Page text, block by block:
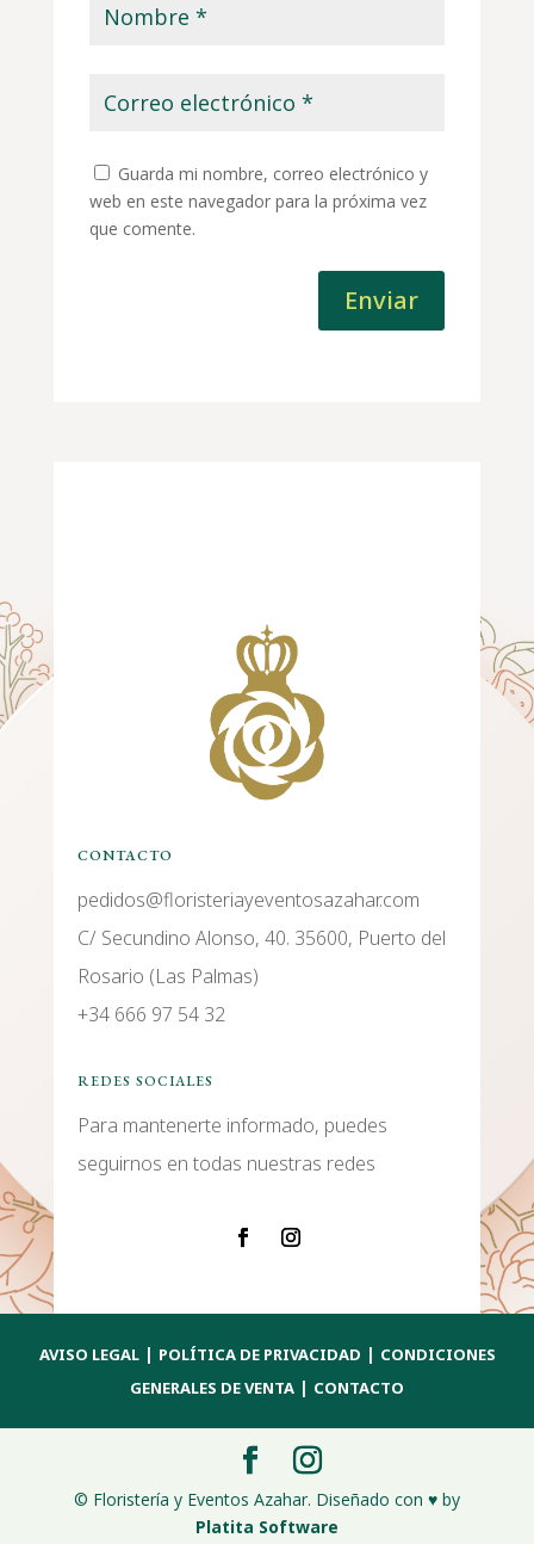
Guarda mi nombre, correo electrónico y
web en este navegador para la próxima vez
que comente.
Enviar
CONTACTO
pedidos@floristeriayeventosazahar.com
C/ Secundino Alonso, 40. 35600, Puerto del
Rosario (Las Palmas)
+34 666 97 54 32
REDES SOCIALES
Para mantenerte informado, puedes
seguirnos en todas nuestras redes
AVISO LEGAL| POLÍTICA DE PRIVACIDAD | CONDICIONES
GENERALES DE VENTA | CONTACTO
© Floristería y Eventos Azahar. Diseñado con ♥ by
Platita Software